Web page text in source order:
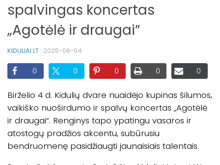
spalvingas koncertas
„Agotėlė ir draugai”
KIDULIAI.LT · 2025-06-04
0 0 0 0 0
Birželio 4 d. Kidulių dvare nuaidėjo kupinas šilumos,
vaikiško nuoširdumo ir spalvų koncertas „Agotėlė
ir draugai“. Renginys tapo ypatingu vasaros ir
atostogų pradžios akcentu, subūrusiu
bendruomenę pasidžiaugti jaunaisiais talentais.